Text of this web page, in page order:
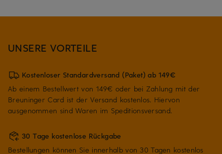
UNSERE VORTEILE
Kostenloser Standardversand (Paket) ab 149€
Ab einem Bestellwert von 149€ oder bei Zahlung mit der
Breuninger Card ist der Versand kostenlos. Hiervon
ausgenommen sind Waren im Speditionsversand.
30 Tage kostenlose Rückgabe
Bestellungen können Sie innerhalb von 30 Tagen kostenlos